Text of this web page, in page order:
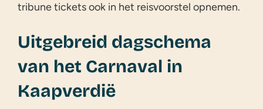
tribune tickets ook in het reisvoorstel opnemen.
Uitgebreid dagschema
van het Carnaval in
Kaapverdië